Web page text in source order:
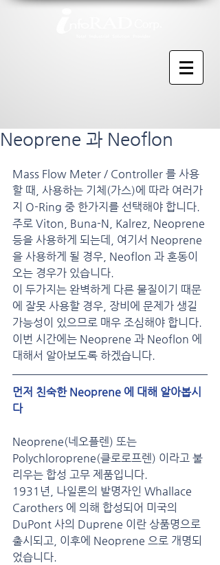
Neoprene 과 Neoflon
Mass Flow Meter / Controller 를 사용
할 때, 사용하는 기체(가스)에 따라 여러가
지 O-Ring 중 한가지를 선택해야 합니다.
주로 Viton, Buna-N, Kalrez, Neoprene
등을 사용하게 되는데, 여기서 Neoprene
을 사용하게 될 경우, Neoflon 과 혼동이
오는 경우가 있습니다.
이 두가지는 완벽하게 다른 물질이기 때문
에 잘못 사용할 경우, 장비에 문제가 생길
가능성이 있으므로 매우 조심해야 합니다.
이번 시간에는 Neoprene 과 Neoflon 에
대해서 알아보도록 하겠습니다.
먼저 친숙한 Neoprene 에 대해 알아봅시
다
Neoprene(네오플렌) 또는
Polychloroprene(클로로프렌) 이라고 불
리우는 합성 고무 제품입니다.
1931년, 나일론의 발명자인 Whallace
Carothers 에 의해 합성되어 미국의
DuPont 사의 Duprene 이란 상품명으로
출시되고, 이후에 Neoprene 으로 개명되
었습니다.